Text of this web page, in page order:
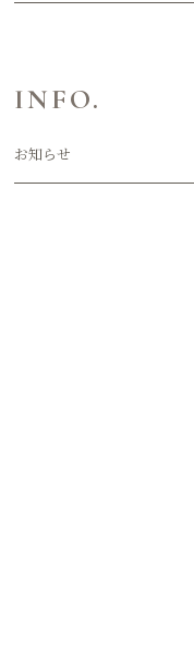
INFO.
お知らせ